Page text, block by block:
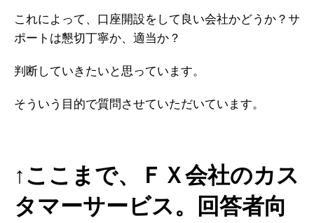
これによって、口座開設をして良い会社かどうか？サ
ポートは懇切丁寧か、適当か？
判断していきたいと思っています。
そういう目的で質問させていただいています。
↑ここまで、ＦＸ会社のカス
タマーサービス。回答者向